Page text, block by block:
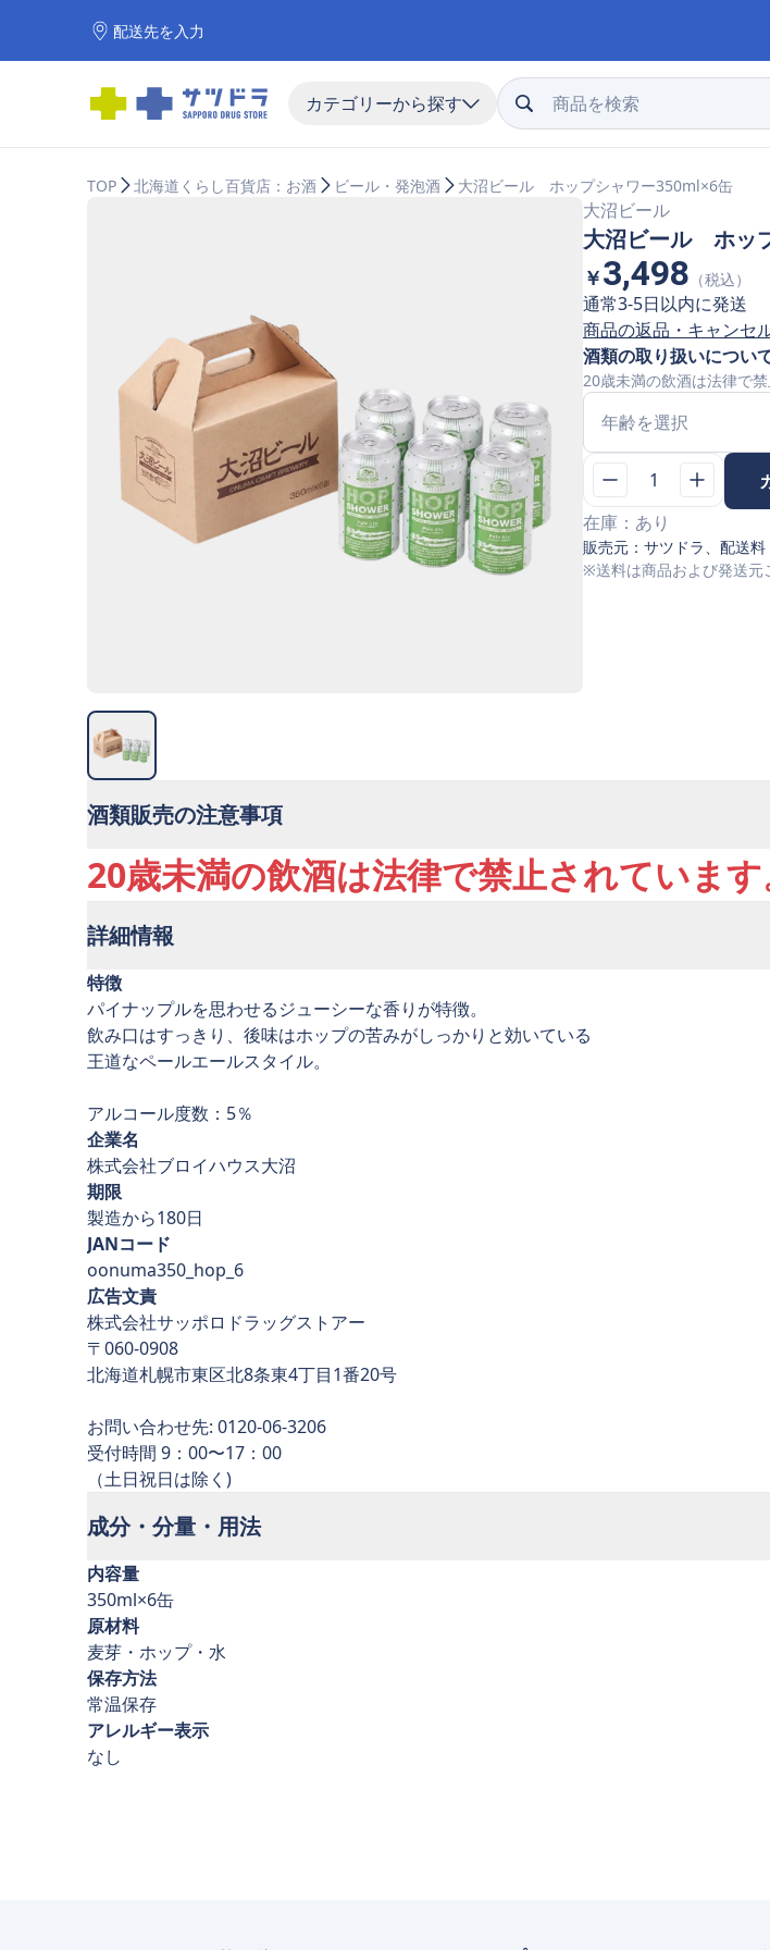
配送先を入力
カテゴリーから探す
TOP 北海道くらし百貨店：お酒 ビール・発泡酒 大沼ビール ホップシャワー350ml×6缶
大沼ビール
大沼ビール ホッ
￥3,498 （税込）
通常3-5日以内に発送
商品の返品・キャンセ
酒類の取り扱いについ
20歳未満の飲酒は法律で禁
年齢を選択
1
在庫： あり
販売元： サツドラ、配送料
※送料は商品および発送元
酒類販売の注意事項
20歳未満の飲酒は法律で禁止されています
詳細情報
特徴
パイナップルを思わせるジューシーな香りが特徴。
飲み口はすっきり、後味はホップの苦みがしっかりと効いている
王道なペールエールスタイル。
アルコール度数：5％
企業名
株式会社ブロイハウス大沼
期限
製造から180日
JANコード
oonuma350_hop_6
広告文責
株式会社サッポロドラッグストアー
〒060-0908
北海道札幌市東区北8条東4丁目1番20号
お問い合わせ先: 0120-06-3206
受付時間 9：00〜17：00
成分・分量・用法
内容量
350ml×6缶
原材料
麦芽・ホップ・水
保存方法
常温保存
アレルギー表示
なし